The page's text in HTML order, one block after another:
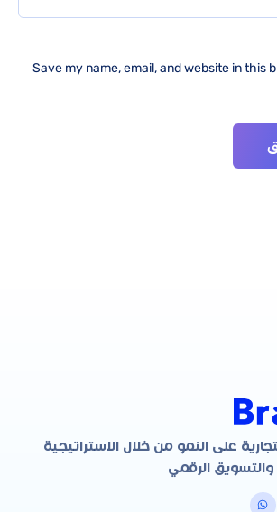
Save my name, email, and website in this
على النمو من خلال الاستراتيجية
والتسويق الرقمي